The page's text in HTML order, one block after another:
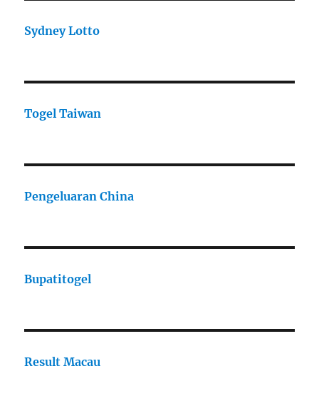
Sydney Lotto
Togel Taiwan
Pengeluaran China
Bupatitogel
Result Macau